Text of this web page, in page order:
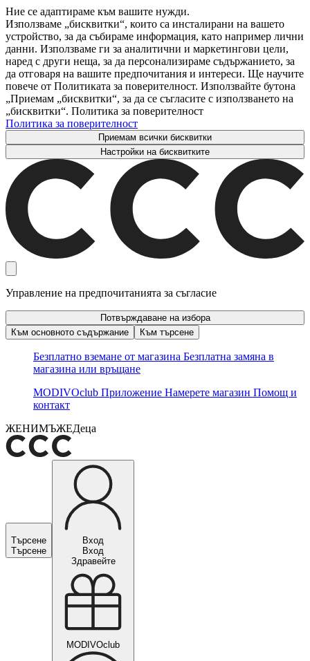
Ние се адаптираме към вашите нужди.
Използваме „бисквитки“, които са инсталирани на вашето
устройство, за да събираме информация, като например лични
данни. Използваме ги за аналитични и маркетингови цели,
наред с други неща, за да персонализираме съдържанието, за
да отговаря на вашите предпочитания и интереси. Ще научите
повече от Политиката за поверителност. Използвайте бутона
„Приемам „бисквитки“, за да се съгласите с използването на
„бисквитки“. Политика за поверителност
Политика за поверителност
Приемам всички бисквитки
Настройки на бисквитките
Управление на предпочитанията за съгласие
Потвърждаване на избора
Към основното съдържание
Към търсене
Безплатно вземане от магазина Безплатна замяна в
магазина или връщане
MODIVOclub Приложение Намерете магазин Помощ и
контакт
ЖЕНИМЪЖЕДеца
Търсене
Търсене
Вход
Вход
Здравейте
MODIVOclub